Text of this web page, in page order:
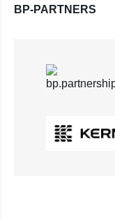
BP-PARTNERS